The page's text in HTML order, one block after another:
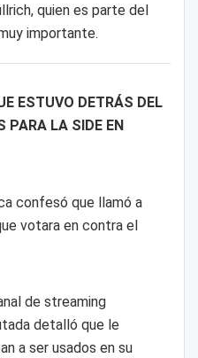
quien es parte del
importante.
ESTUVO DETRÁS DEL
PARA LA SIDE EN
confesó que llamó a
votara en contra el
de streaming
detalló que le
a ser usados en su